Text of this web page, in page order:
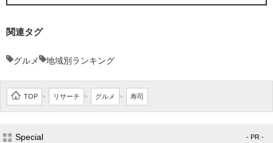
関連タグ
グルメ 地域別ランキング
TOP > リサーチ > グルメ > 寿司
Special - PR -